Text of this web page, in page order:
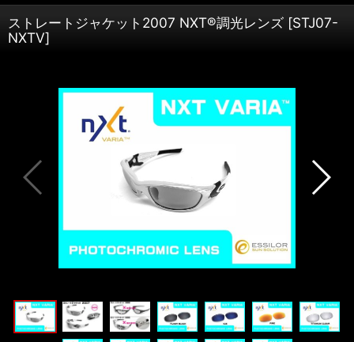
ストレートジャケット2007 NXT®調光レンズ [STJ07-
NXTV]